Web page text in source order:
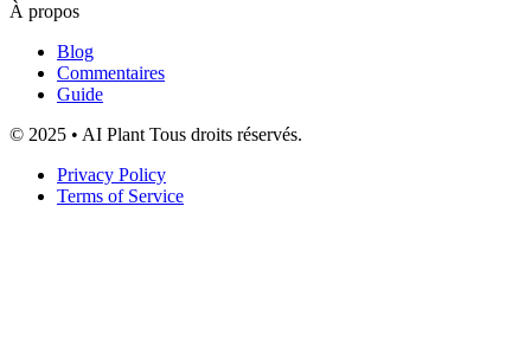
À propos
Blog
Commentaires
Guide
© 2025 • AI Plant Tous droits réservés.
Privacy Policy
Terms of Service